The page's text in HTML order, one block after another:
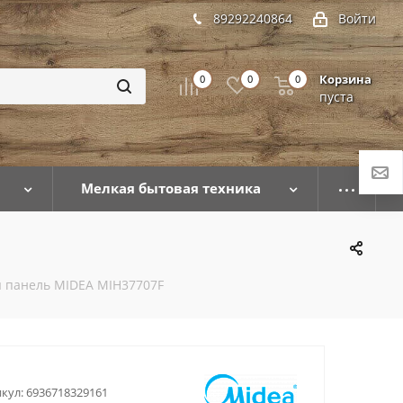
Войти
89292240864
0 0 Корзина
пуста
0
Мелкая бытовая техника
MIDEA MIH37707F
6936718329161